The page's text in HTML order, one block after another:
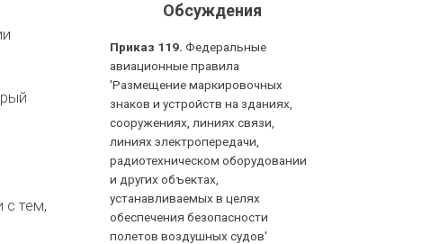
с тем,
Обсуждения
Приказ 119. Федеральные
авиационные правила
'Размещение маркировочных
знаков и устройств на зданиях,
сооружениях, линиях связи,
линиях электропередачи,
радиотехническом оборудовании
и других объектах,
устанавливаемых в целях
обеспечения безопасности
полетов воздушных судов'